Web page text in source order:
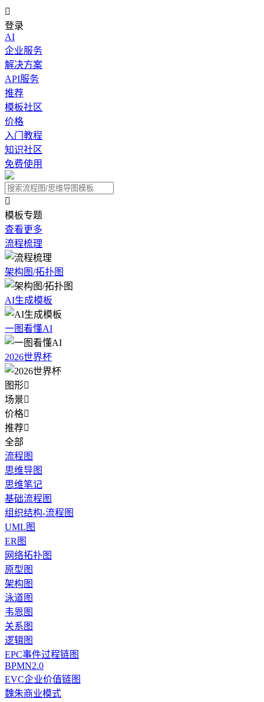

登录
AI
企业服务
解决方案
API服务
推荐
模板社区
价格
入门教程
知识社区
免费使用

模板专题
查看更多
流程梳理
架构图/拓扑图
AI生成模板
一图看懂AI
2026世界杯
图形
场景
价格
推荐
全部
流程图
思维导图
思维笔记
基础流程图
组织结构-流程图
UML图
ER图
网络拓扑图
原型图
架构图
泳道图
韦恩图
关系图
逻辑图
EPC事件过程链图
BPMN2.0
EVC企业价值链图
魏朱商业模式